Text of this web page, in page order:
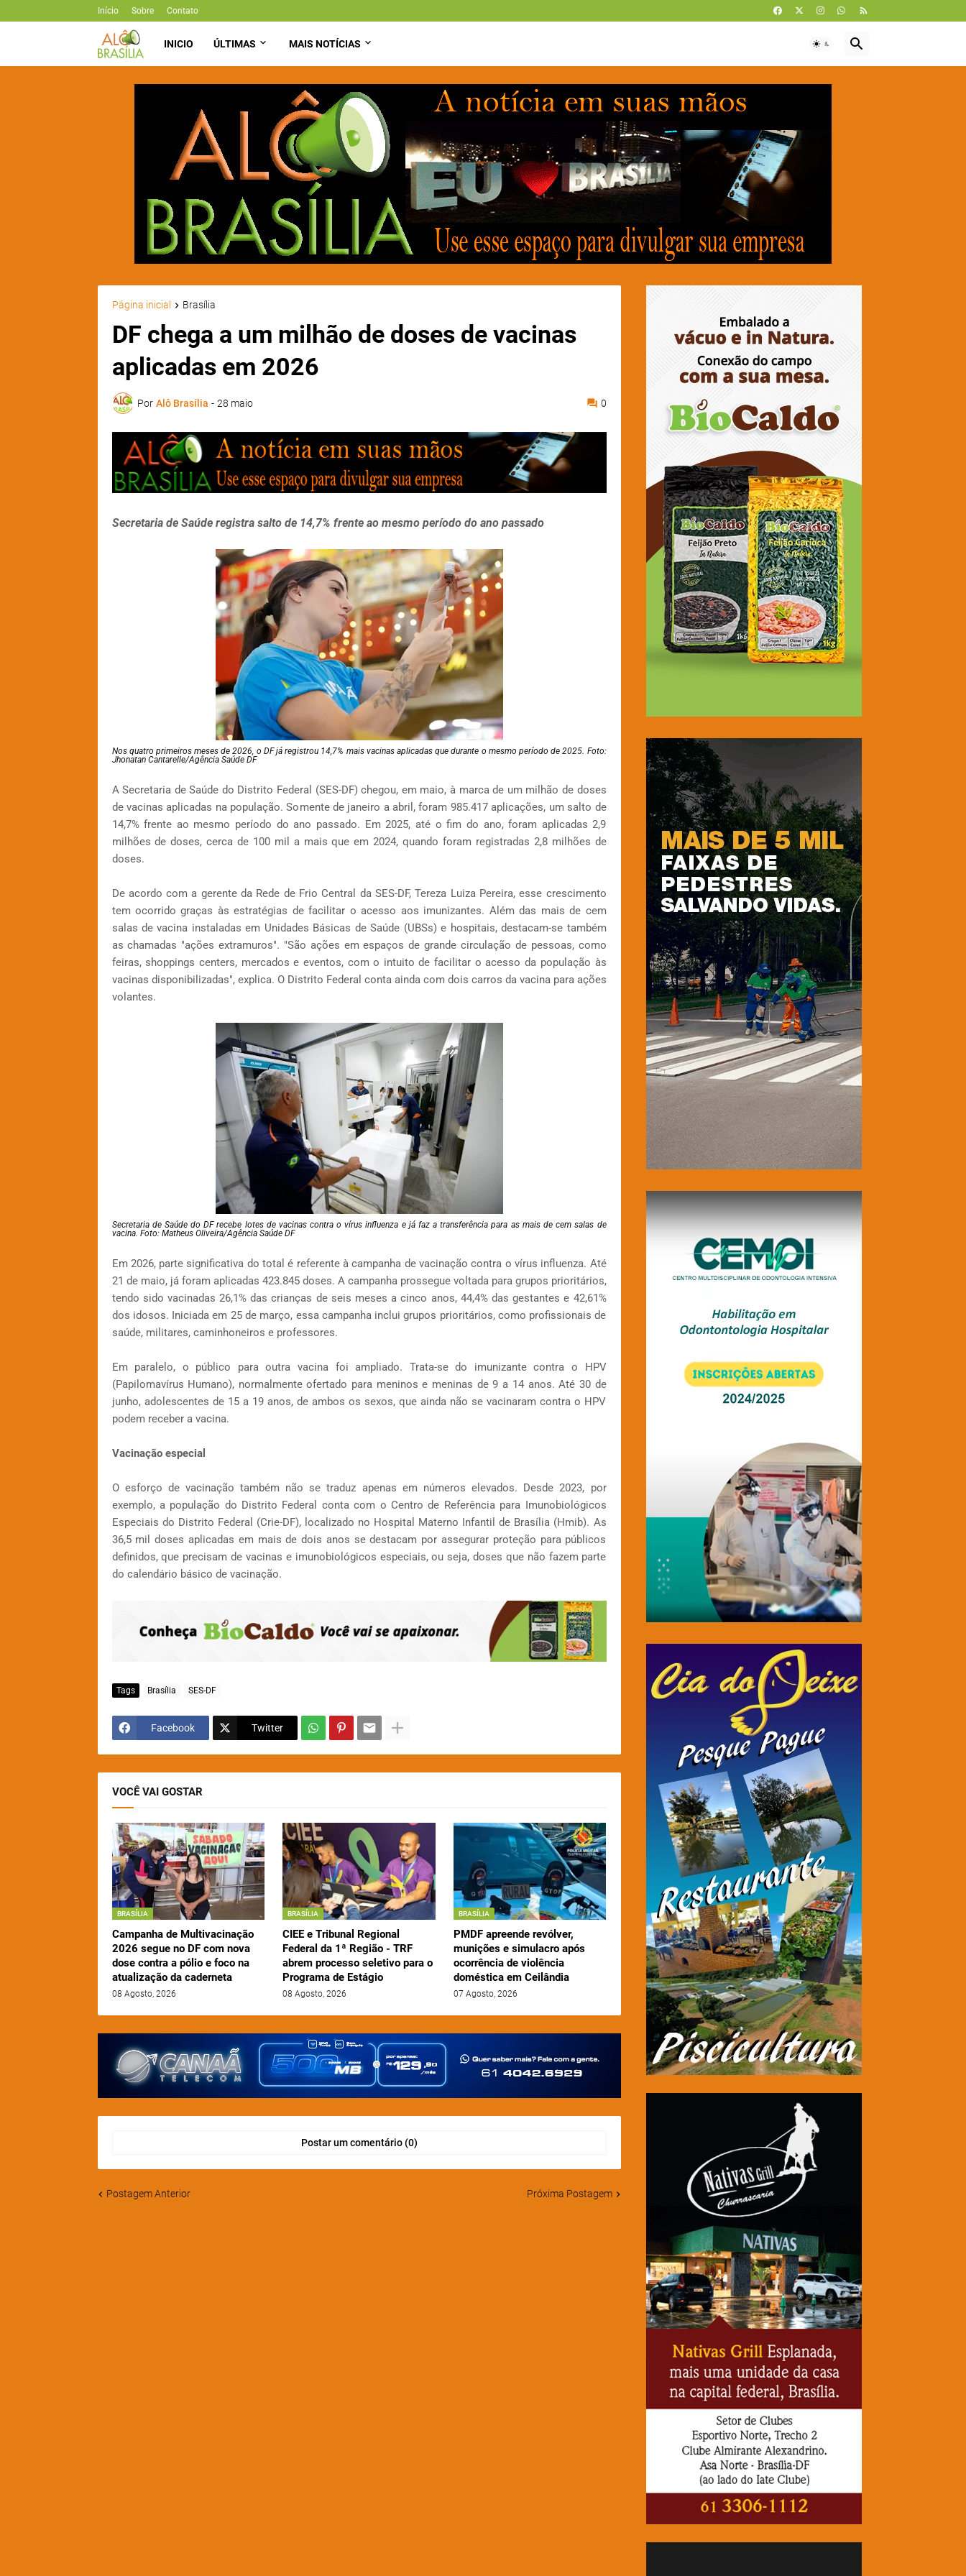
Início Sobre Contato
INICIO ÚLTIMAS MAIS NOTÍCIAS
Página inicial Brasília
DF chega a um milhão de doses de vacinas
aplicadas em 2026
Por Alô Brasília - 28 maio 0
Secretaria de Saúde registra salto de 14,7% frente ao mesmo período do ano passado
Nos quatro primeiros meses de 2026, o DF já registrou 14,7% mais vacinas aplicadas que durante o mesmo período de 2025. Foto:
Jhonatan Cantarelle/Agência Saúde DF
A Secretaria de Saúde do Distrito Federal (SES-DF) chegou, em maio, à marca de um milhão de doses
de vacinas aplicadas na população. Somente de janeiro a abril, foram 985.417 aplicações, um salto de
14,7% frente ao mesmo período do ano passado. Em 2025, até o fim do ano, foram aplicadas 2,9
milhões de doses, cerca de 100 mil a mais que em 2024, quando foram registradas 2,8 milhões de
doses.
De acordo com a gerente da Rede de Frio Central da SES-DF, Tereza Luiza Pereira, esse crescimento
tem ocorrido graças às estratégias de facilitar o acesso aos imunizantes. Além das mais de cem
salas de vacina instaladas em Unidades Básicas de Saúde (UBSs) e hospitais, destacam-se também
as chamadas "ações extramuros". "São ações em espaços de grande circulação de pessoas, como
feiras, shoppings centers, mercados e eventos, com o intuito de facilitar o acesso da população às
vacinas disponibilizadas", explica. O Distrito Federal conta ainda com dois carros da vacina para ações
volantes.
Secretaria de Saúde do DF recebe lotes de vacinas contra o vírus influenza e já faz a transferência para as mais de cem salas de
vacina. Foto: Matheus Oliveira/Agência Saúde DF
Em 2026, parte significativa do total é referente à campanha de vacinação contra o vírus influenza. Até
21 de maio, já foram aplicadas 423.845 doses. A campanha prossegue voltada para grupos prioritários,
tendo sido vacinadas 26,1% das crianças de seis meses a cinco anos, 44,4% das gestantes e 42,61%
dos idosos. Iniciada em 25 de março, essa campanha inclui grupos prioritários, como profissionais de
saúde, militares, caminhoneiros e professores.
Em paralelo, o público para outra vacina foi ampliado. Trata-se do imunizante contra o HPV
(Papilomavírus Humano), normalmente ofertado para meninos e meninas de 9 a 14 anos. Até 30 de
junho, adolescentes de 15 a 19 anos, de ambos os sexos, que ainda não se vacinaram contra o HPV
podem receber a vacina.
Vacinação especial
O esforço de vacinação também não se traduz apenas em números elevados. Desde 2023, por
exemplo, a população do Distrito Federal conta com o Centro de Referência para Imunobiológicos
Especiais do Distrito Federal (Crie-DF), localizado no Hospital Materno Infantil de Brasília (Hmib). As
36,5 mil doses aplicadas em mais de dois anos se destacam por assegurar proteção para públicos
definidos, que precisam de vacinas e imunobiológicos especiais, ou seja, doses que não fazem parte
do calendário básico de vacinação.
Tags Brasília SES-DF
Facebook Twitter
VOCÊ VAI GOSTAR
BRASÍLIA
Campanha de Multivacinação
2026 segue no DF com nova
dose contra a pólio e foco na
atualização da caderneta
08 Agosto, 2026
BRASÍLIA
CIEE e Tribunal Regional
Federal da 1ª Região - TRF
abrem processo seletivo para o
Programa de Estágio
08 Agosto, 2026
BRASÍLIA
PMDF apreende revólver,
munições e simulacro após
ocorrência de violência
doméstica em Ceilândia
07 Agosto, 2026
Postar um comentário (0)
Postagem Anterior Próxima Postagem